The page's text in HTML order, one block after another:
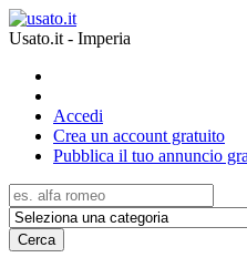
Usato.it - Imperia
Accedi
Crea un account gratuito
Pubblica il tuo annuncio
Cerca